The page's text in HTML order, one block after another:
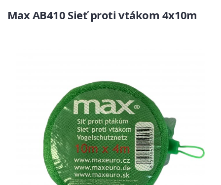
Max AB410 Sieť proti vtákom 4x10m